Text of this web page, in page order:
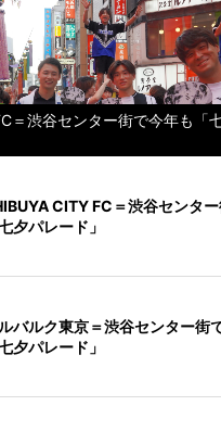
＝渋谷センター街で今年も「
CITY FC＝渋谷センタ
七夕パレード」
バルク東京＝渋谷センター街
七夕パレード」